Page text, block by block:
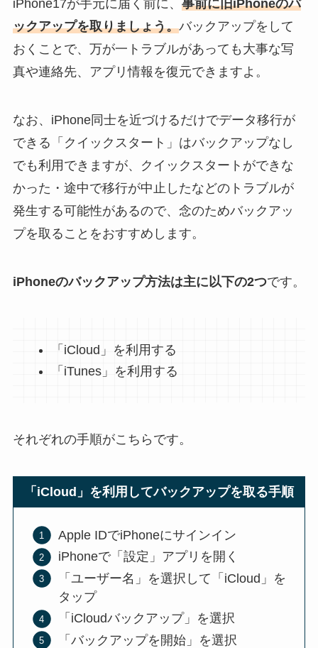
iPhone17が手元に届く前に、 事前に旧iPhoneのバ
ックアップを取りましょう。バックアップをして
おくことで、万が一トラブルがあっても大事な写
真や連絡先、アプリ情報を復元できますよ。
なお、iPhone同士を近づけるだけでデータ移行が
できる「クイックスタート」はバックアップなし
でも利用できますが、クイックスタートができな
かった・途中で移行が中止したなどのトラブルが
発生する可能性があるので、念のためバックアッ
プを取ることをおすすめします。
iPhoneのバックアップ方法は主に以下の2つです。
「iCloud」を利用する
「iTunes」を利用する
それぞれの手順がこちらです。
「iCloud」を利用してバックアップを取る手順
Apple IDでiPhoneにサインイン
iPhoneで「設定」アプリを開く
「ユーザー名」を選択して「iCloud」を
タップ
「iCloudバックアップ」を選択
「バックアップを開始」を選択